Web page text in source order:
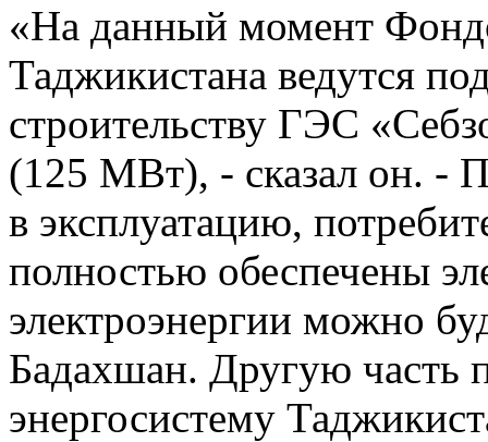
«На данный момент
Таджикистана ведутся
строительству ГЭС
(125 МВт), - сказал он. -
в эксплуатацию,
полностью обеспечены
электроэнергии можно
Бадахшан. Другую часть
энергосистему